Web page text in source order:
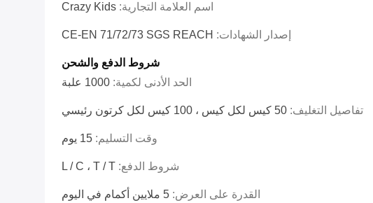
اسم العلامة التجارية: Crazy Kids
إصدار الشهادات: CE-EN 71/72/73 SGS REACH
شروط الدفع والشحن
الحد الأدنى لكمية: 1000 علبة
تفاصيل التغليف: 50 كيس لكل كيس ، 100 كيس لكل كرتون رئيسي
وقت التسليم: 15 يوم
شروط الدفع: L / C ، T / T
القدرة على العرض: 5 ملايين أكمام في اليوم